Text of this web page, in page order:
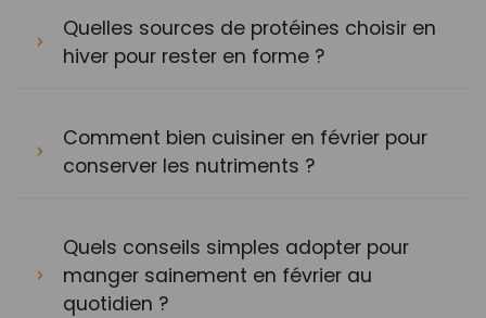
Quelles sources de protéines choisir en
hiver pour rester en forme ?
Comment bien cuisiner en février pour
conserver les nutriments ?
Quels conseils simples adopter pour
manger sainement en février au
quotidien ?